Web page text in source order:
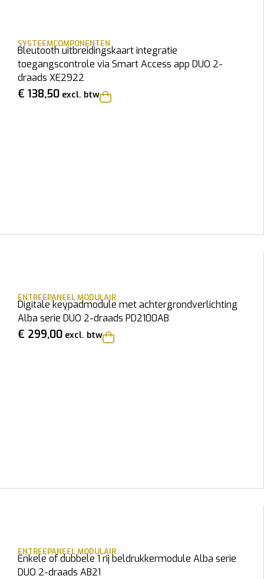
SYSTEEMCOMPONENTEN
Bleutooth uitbreidingskaart integratie
toegangscontrole via Smart Access app DUO 2-
draads XE2922
€ 138,50 excl. btw
ENTREEPANEEL MODULAIR
Digitale keypadmodule met achtergrondverlichting
Alba serie DUO 2-draads PD2100AB
€ 299,00 excl. btw
ENTREEPANEEL MODULAIR
Enkele of dubbele 1 rij beldrukkermodule Alba serie
DUO 2-draads AB21